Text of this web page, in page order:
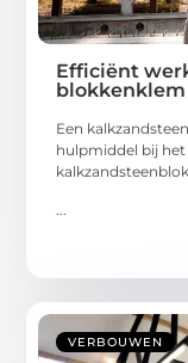
Efficiënt
blokkenklem
Een
hulpmiddel bij het
...
VERBOUWEN